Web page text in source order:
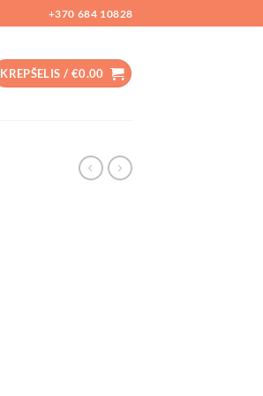
+370 684 10828
KREPŠELIS / €0.00